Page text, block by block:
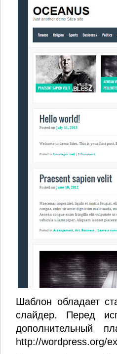
Шаблон обладает
слайдер. Перед
дополнительный
http://wordpress.org/